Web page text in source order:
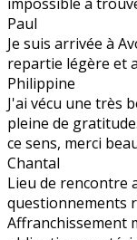
Paul
Je suis arrivée à
repartie légère et
Philippine
J'ai vécu une très
pleine de
ce sens, merci
Chantal
Lieu de rencontre
questionnements
Affranchissement